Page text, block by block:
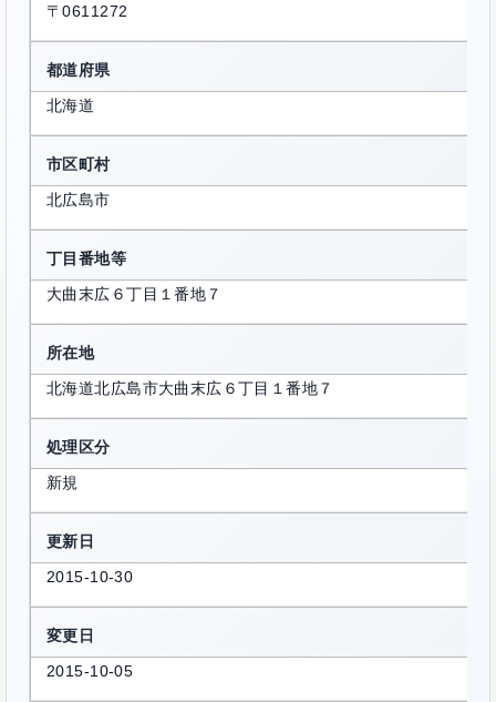
〒0611272
都道府県
北海道
市区町村
北広島市
丁目番地等
大曲末広６丁目１番地７
所在地
北海道北広島市大曲末広６丁目１番地７
処理区分
新規
更新日
2015-10-30
変更日
2015-10-05